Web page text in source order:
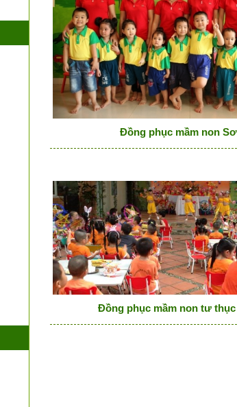
Đồng phục mầm non
Đồng phục mầm non tư